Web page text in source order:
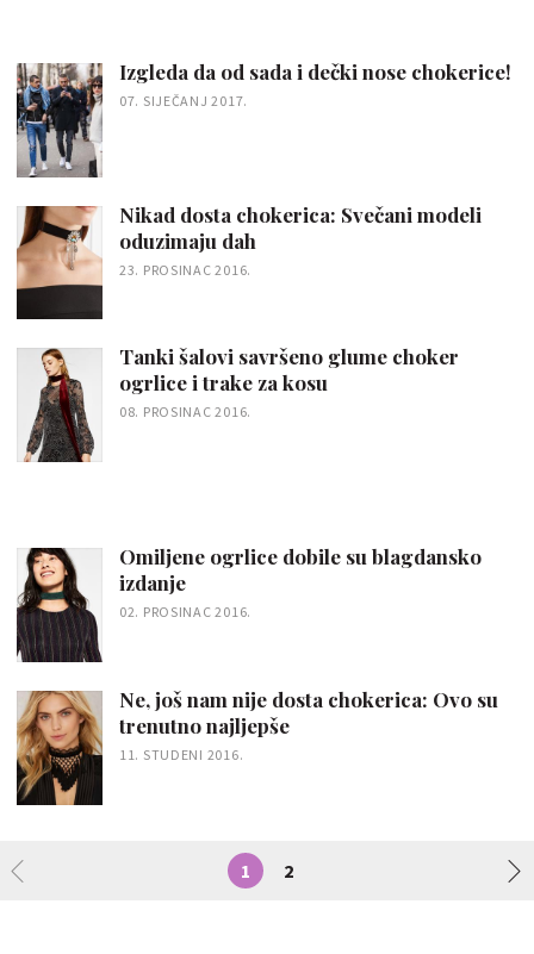
Izgleda da od sada i dečki nose chokerice!
07. SIJEČANJ 2017.
Nikad dosta chokerica: Svečani modeli
oduzimaju dah
23. PROSINAC 2016.
Tanki šalovi savršeno glume choker
ogrlice i trake za kosu
08. PROSINAC 2016.
Omiljene ogrlice dobile su blagdansko
izdanje
02. PROSINAC 2016.
Ne, još nam nije dosta chokerica: Ovo su
trenutno najljepše
11. STUDENI 2016.
1 2